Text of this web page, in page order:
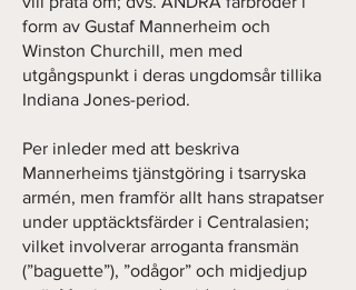
form av Gustaf Mannerheim och
Winston Churchill, men med
utgångspunkt i deras ungdomsår tillika
Indiana Jones-period.
Per inleder med att beskriva
Mannerheims tjänstgöring i tsarryska
armén, men framför allt hans strapatser
under upptäcktsfärder i Centralasien;
vilket involverar arroganta fransmän
(”baguette”), ”odågor” och midjedjup